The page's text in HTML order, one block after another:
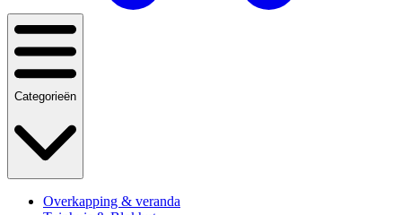
Categorieën
Overkapping & veranda